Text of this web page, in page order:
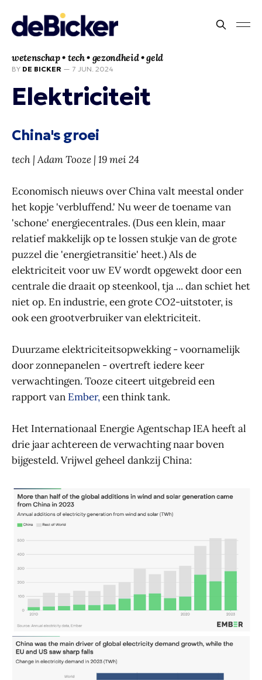
wetenschap • tech • gezondheid • geld
BY DE BICKER — 7 JUN. 2024
Elektriciteit
China's groei
tech | Adam Tooze | 19 mei 24
Economisch nieuws over China valt meestal onder
het kopje 'verbluffend.' Nu weer de toename van
'schone' energiecentrales. (Dus een klein, maar
relatief makkelijk op te lossen stukje van de grote
puzzel die 'energietransitie' heet.) Als de
elektriciteit voor uw EV wordt opgewekt door een
centrale die draait op steenkool, tja ... dan schiet het
niet op. En industrie, een grote CO2-uitstoter, is
ook een grootverbruiker van elektriciteit.
Duurzame elektriciteitsopwekking - voornamelijk
door zonnepanelen - overtreft iedere keer
verwachtingen. Tooze citeert uitgebreid een
rapport van Ember,een think tank.
Het Internationaal Energie Agentschap IEA heeft al
drie jaar achtereen de verwachting naar boven
bijgesteld. Vrijwel geheel dankzij China: